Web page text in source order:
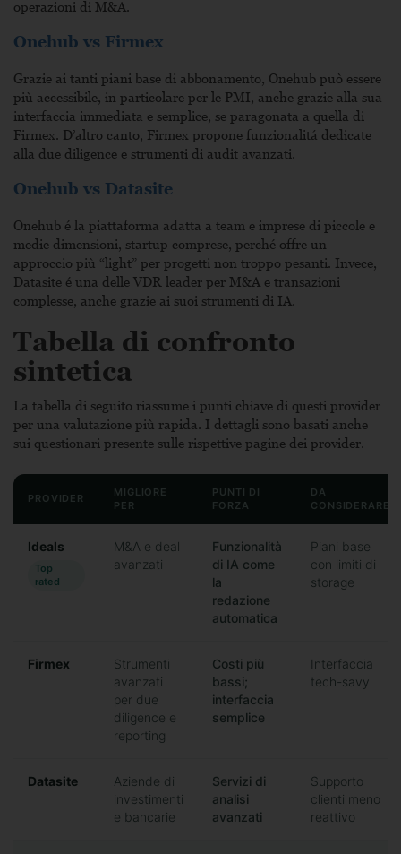
operazioni di M&A.
Onehub vs Firmex
Grazie ai tanti piani base di abbonamento, Onehub può essere
più accessibile, in particolare per le PMI, anche grazie alla sua
interfaccia immediata e semplice, se paragonata a quella di
Firmex. D’altro canto, Firmex propone funzionalitá dedicate
alla due diligence e strumenti di audit avanzati.
Onehub vs Datasite
Onehub é la piattaforma adatta a team e imprese di piccole e
medie dimensioni, startup comprese, perché offre un
approccio più “light” per progetti non troppo pesanti. Invece,
Datasite é una delle VDR leader per M&A e transazioni
complesse, anche grazie ai suoi strumenti di IA.
Tabella di confronto
sintetica
La tabella di seguito riassume i punti chiave di questi provider
per una valutazione più rapida. I dettagli sono basati anche
sui questionari presente sulle rispettive pagine dei provider.
PROVIDER
MIGLIORE
PER
PUNTI DI
FORZA
DA
CONSIDERARE
Ideals
Top
rated
M&A e deal
avanzati
Funzionalità
di IA come
la
redazione
automatica
Piani base
con limiti di
storage
Firmex
Strumenti
avanzati
per due
diligence e
reporting
Costi più
bassi;
interfaccia
semplice
Interfaccia
tech-savy
Datasite
Aziende di
investimenti
e bancarie
Servizi di
analisi
avanzati
Supporto
clienti meno
reattivo